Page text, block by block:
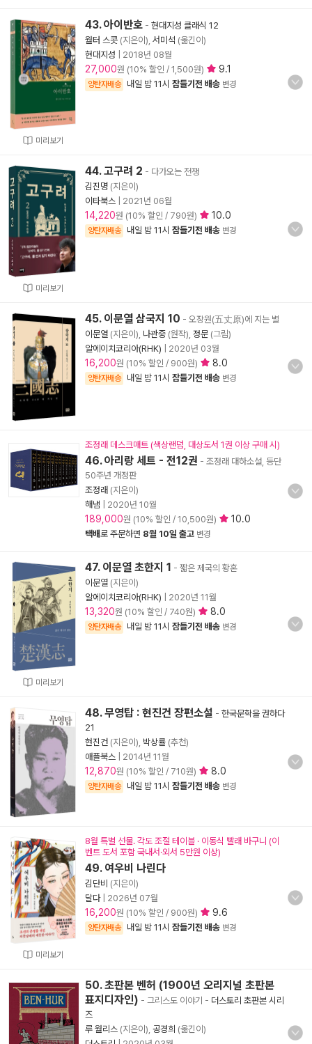
미리보기
43. 아이반호 - 현대지성 클래식 12
월터 스콧 (지은이), 서미석 (옮긴이)
현대지성
2018년 08월
27,000원 (10% 할인 / 1,500원) 9.1
양탄자배송 내일 밤 11시 잠들기전 배송 변경
미리보기
44. 고구려 2 - 다가오는 전쟁
김진명 (지은이)
이타북스
2021년 06월
14,220원 (10% 할인 / 790원) 10.0
양탄자배송 내일 밤 11시 잠들기전 배송 변경
45. 이문열 삼국지 10 - 오장원(五丈原)에 지는 별
이문열 (지은이), 나관중 (원작), 정문 (그림)
알에이치코리아(RHK)
2020년 03월
16,200원 (10% 할인 / 900원) 8.0
양탄자배송 내일 밤 11시 잠들기전 배송 변경
조정래 데스크매트 (색상랜덤, 대상도서 1권 이상 구매 시)
46. 아리랑 세트 - 전12권 - 조정래 대하소설, 등단
50주년 개정판
조정래 (지은이)
해냄
2020년 10월
189,000원 (10% 할인 / 10,500원) 10.0
택배로 주문하면 8월 10일 출고 변경
미리보기
47. 이문열 초한지 1 - 짧은 제국의 황혼
이문열 (지은이)
알에이치코리아(RHK)
2020년 11월
13,320원 (10% 할인 / 740원) 8.0
양탄자배송 내일 밤 11시 잠들기전 배송 변경
48. 무영탑 : 현진건 장편소설 - 한국문학을 권하다
21
현진건 (지은이), 박상률 (추천)
애플북스
2014년 11월
12,870원 (10% 할인 / 710원) 8.0
양탄자배송 내일 밤 11시 잠들기전 배송 변경
미리보기
8월 특별 선물. 각도 조절 테이블 · 이동식 빨래 바구니 (이
벤트 도서 포함 국내서·외서 5만원 이상)
49. 여우비 나린다
김단비 (지은이)
달다| 2026년 07월
16,200원 (10% 할인 / 900원) 9.6
양탄자배송 내일 밤 11시 잠들기전 배송 변경
50. 초판본 벤허 (1900년 오리지널 초판본
표지디자인) - 그리스도 이야기 - 더스토리 초판본 시리
즈
루 월리스 (지은이), 공경희 (옮긴이)